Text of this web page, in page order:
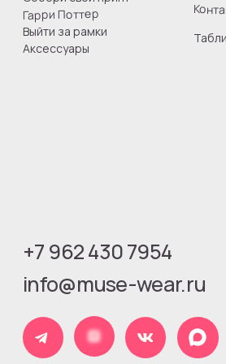
Юридическая информация
Оферта